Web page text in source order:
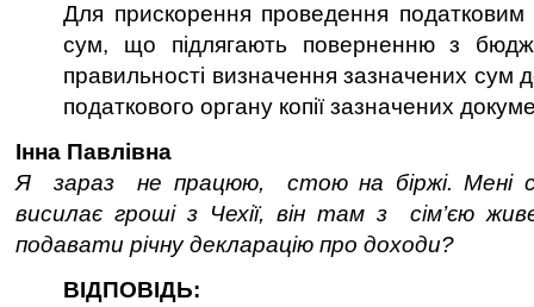
Для прискорення проведення податковим
сум, що підлягають поверненню з
правильності визначення зазначених сум
податкового органу копії зазначених
Інна Павлівна
Я зараз не працюю, стою на біржі. Мені
висилає гроші з Чехії, він там з сім’єю
подавати річну декларацію про доходи?
ВІДПОВІДЬ: